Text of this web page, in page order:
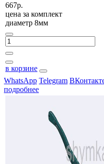
667р.
цена за комплект
диаметр 8мм
в корзине
WhatsApp Telegram
подробнее